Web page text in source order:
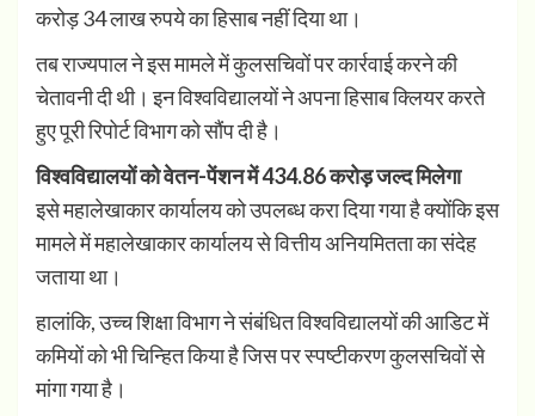
करोड़ 34 लाख रुपये का हिसाब नहीं दिया था।
तब राज्यपाल ने इस मामले में कुलसचिवों पर कार्रवाई करने की
चेतावनी दी थी। इन विश्वविद्यालयों ने अपना हिसाब क्लियर करते
हुए पूरी रिपोर्ट विभाग को सौंप दी है।
विश्वविद्यालयों को वेतन-पेंशन में 434.86 करोड़ जल्द मिलेगा
इसे महालेखाकार कार्यालय को उपलब्ध करा दिया गया है क्योंकि इस
मामले में महालेखाकार कार्यालय से वित्तीय अनियमितता का संदेह
जताया था।
हालांकि, उच्च शिक्षा विभाग ने संबंधित विश्वविद्यालयों की आडिट में
कमियों काे भी चिन्हित किया है जिस पर स्पष्टीकरण कुलसचिवों से
मांगा गया है।